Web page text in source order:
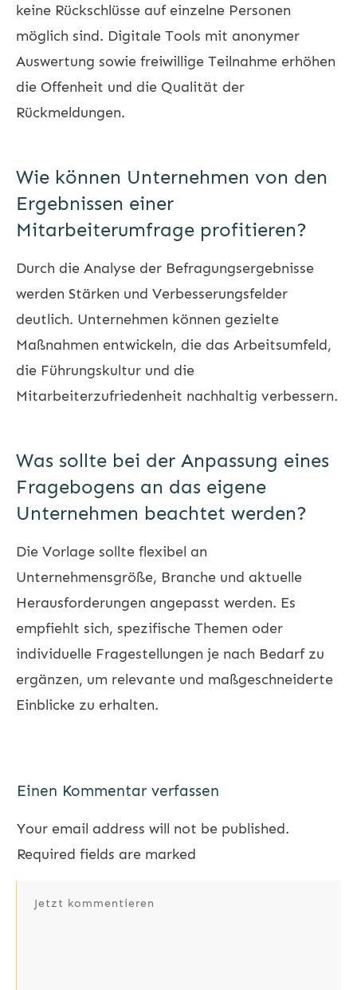
keine Rückschlüsse auf einzelne Personen
möglich sind. Digitale Tools mit anonymer
Auswertung sowie freiwillige Teilnahme erhöhen
die Offenheit und die Qualität der
Rückmeldungen.
Wie können Unternehmen von den
Ergebnissen einer
Mitarbeiterumfrage profitieren?
Durch die Analyse der Befragungsergebnisse
werden Stärken und Verbesserungsfelder
deutlich. Unternehmen können gezielte
Maßnahmen entwickeln, die das Arbeitsumfeld,
die Führungskultur und die
Mitarbeiterzufriedenheit nachhaltig verbessern.
Was sollte bei der Anpassung eines
Fragebogens an das eigene
Unternehmen beachtet werden?
Die Vorlage sollte flexibel an
Unternehmensgröße, Branche und aktuelle
Herausforderungen angepasst werden. Es
empfiehlt sich, spezifische Themen oder
individuelle Fragestellungen je nach Bedarf zu
ergänzen, um relevante und maßgeschneiderte
Einblicke zu erhalten.
Einen Kommentar verfassen
Your email address will not be published.
Required fields are marked